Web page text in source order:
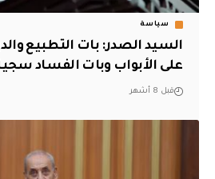
سياسة
السيد الصدر: بات التطبيع
على الأبواب وبات الفساد
قبل 8 أشهر